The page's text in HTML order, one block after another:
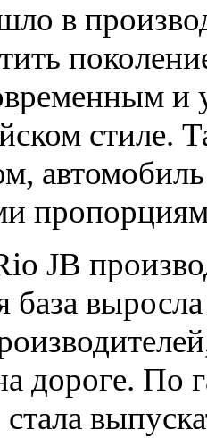
в
стиле.
JB
база
дороге. По